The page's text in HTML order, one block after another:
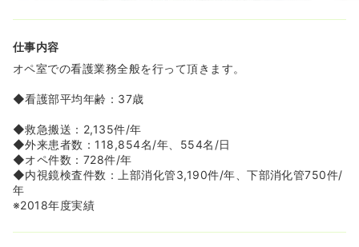
仕事内容
オペ室での看護業務全般を行って頂きます。
◆看護部平均年齢：37歳
◆救急搬送：2,135件/年
◆外来患者数：118,854名/年、554名/日
◆オペ件数：728件/年
◆内視鏡検査件数：上部消化管3,190件/年、下部消化管750件/
年
※2018年度実績